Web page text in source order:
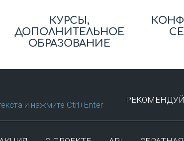
КУРСЫ,
ДОПОЛНИТЕЛЬНОЕ
ОБРАЗОВАНИЕ
и нажмите Ctrl+Enter